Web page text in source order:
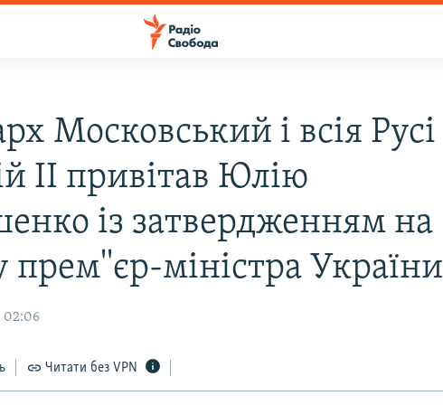
Московський і всія Русі
II привітав Юлію
із затвердженням на
прем''єр-міністра України
02:06
Читати без VPN